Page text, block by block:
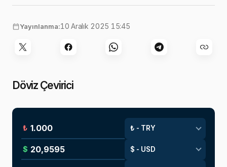
Yayınlanma:10 Aralık 2025 15:45
Döviz Çevirici
₺
$